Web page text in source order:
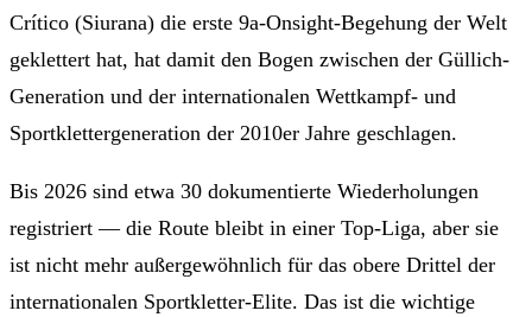
Crítico (Siurana) die erste 9a-Onsight-Begehung der Welt
geklettert hat, hat damit den Bogen zwischen der Güllich-
Generation und der internationalen Wettkampf- und
Sportklettergeneration der 2010er Jahre geschlagen.
Bis 2026 sind etwa 30 dokumentierte Wiederholungen
registriert — die Route bleibt in einer Top-Liga, aber sie
ist nicht mehr außergewöhnlich für das obere Drittel der
internationalen Sportkletter-Elite. Das ist die wichtige